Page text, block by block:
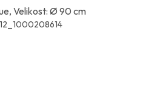
Velikost: Ø 90 cm